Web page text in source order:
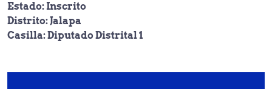
Estado: Inscrito
Distrito: Jalapa
Casilla: Diputado Distrital 1